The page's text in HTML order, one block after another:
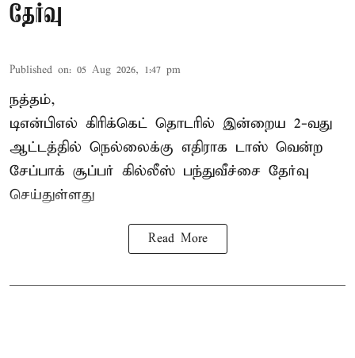
தேர்வு
Published on: 05 Aug 2026, 1:47 pm
நத்தம்,
டிஎன்பிஎல் கிரிக்கெட் தொடரில் இன்றைய 2-வது
ஆட்டத்தில் நெல்லைக்கு எதிராக டாஸ் வென்ற
சேப்பாக் சூப்பர் கில்லீஸ் பந்துவீச்சை தேர்வு
செய்துள்ளது
Read More